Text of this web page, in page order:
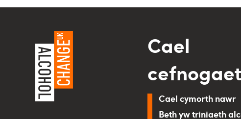
Cael
Cael cymorth nawr
Beth yw triniaeth